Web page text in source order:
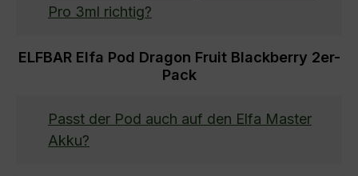
Pro 3ml richtig?
ELFBAR Elfa Pod Dragon Fruit Blackberry 2er-
Pack
Passt der Pod auch auf den Elfa Master
Akku?